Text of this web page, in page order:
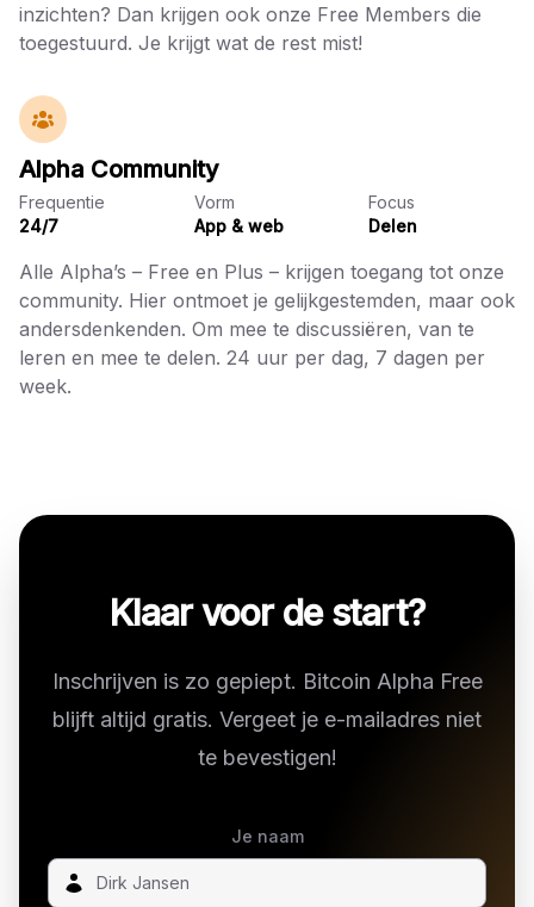
inzichten? Dan krijgen ook onze Free Members die
toegestuurd. Je krijgt wat de rest mist!
Alpha Community
Frequentie
24/7
Vorm
App & web
Focus
Delen
Alle Alpha’s – Free en Plus – krijgen toegang tot onze
community. Hier ontmoet je gelijkgestemden, maar ook
andersdenkenden. Om mee te discussiëren, van te
leren en mee te delen. 24 uur per dag, 7 dagen per
week.
Klaar voor de start?
Inschrijven is zo gepiept. Bitcoin Alpha Free
blijft altijd gratis. Vergeet je e-mailadres niet
te bevestigen!
Je naam